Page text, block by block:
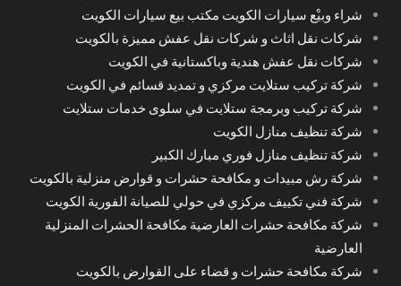
شراء وبيْع سيارات الكويت مكتب بيع سيارات الكويت
شركات نقل اثاث و شركات نقل عفش مميزة بالكويت
شركات نقل عفش هندية وباكستانية في الكويت
شركة تركيب ستلايت مركزي و تمديد قسائم في الكويت
شركة تركيب وبرمجة ستلايت في سلوى خدمات ستلايت
شركة تنظيف منازل الكويت
شركة تنظيف منازل فوري مبارك الكبير
شركة رش مبيدات و مكافحة حشرات و قوارض منزلية بالكويت
شركة فني تكييف مركزي في حولي للصيانة الفورية الكويت
شركة مكافحة حشرات العارضية مكافحة الحشرات المنزلية
العارضية
شركة مكافحة حشرات و قضاء على القوارض بالكويت